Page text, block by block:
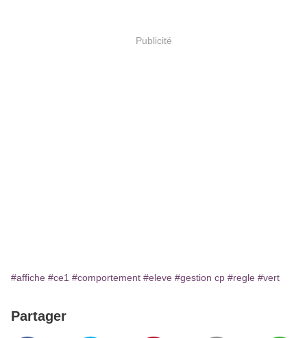
Publicité
#affiche #ce1 #comportement #eleve #gestion cp #regle #vert
Partager